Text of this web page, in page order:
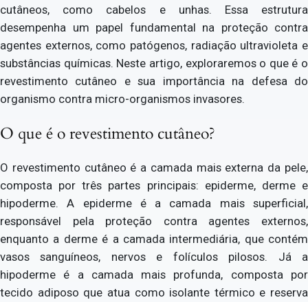
cutâneos, como cabelos e unhas. Essa estrutura
desempenha um papel fundamental na proteção contra
agentes externos, como patógenos, radiação ultravioleta e
substâncias químicas. Neste artigo, exploraremos o que é o
revestimento cutâneo e sua importância na defesa do
organismo contra micro-organismos invasores.
O que é o revestimento cutâneo?
O revestimento cutâneo é a camada mais externa da pele,
composta por três partes principais: epiderme, derme e
hipoderme. A epiderme é a camada mais superficial,
responsável pela proteção contra agentes externos,
enquanto a derme é a camada intermediária, que contém
vasos sanguíneos, nervos e folículos pilosos. Já a
hipoderme é a camada mais profunda, composta por
tecido adiposo que atua como isolante térmico e reserva